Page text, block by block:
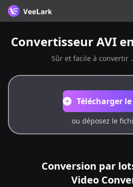
Convertisseur AVI
Sûr et facile à convertir
Télécharger
ou déposez le
Conversion par
Video